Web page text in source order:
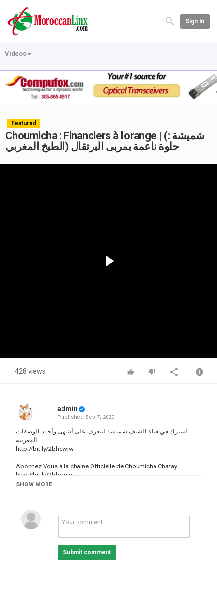
Sign In
Videos
Featured
Choumicha : Financiers à l'orange | (شميشة :
حلوة ناعمة بمربى البرتقال (الطبخ المغربي
428 views
admin
Published Sep 7, 2020
اشترك في قناة الشيف شميشة لتتعرف على أشهى وأجدد الوصفات
المغربية:
http://bit.ly/2bhewjw
Abonnez Vous à la chaine Officielle de Choumicha Chafay
http://bit.ly/2bhewjw
ـــــــــــــ
Site Web Officiel :http://www.Choumicha.ma
Dar Choumicha :
Page Facebook :https://www.facebook.com/ChoumichaWebTv
Suivre sur Twitter:https://twitter.com/choumicha_ma
Suivre sur Google+: https://plus.google.com/+tvchoumicha
SHOW MORE
Submit comment